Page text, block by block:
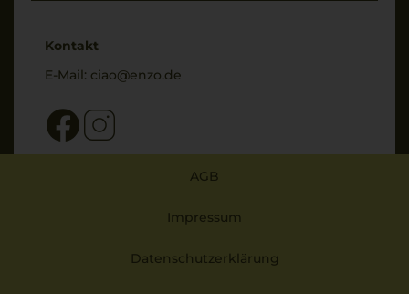
Kontakt
E-Mail: ciao@enzo.de
AGB
Impressum
Datenschutzerklärung